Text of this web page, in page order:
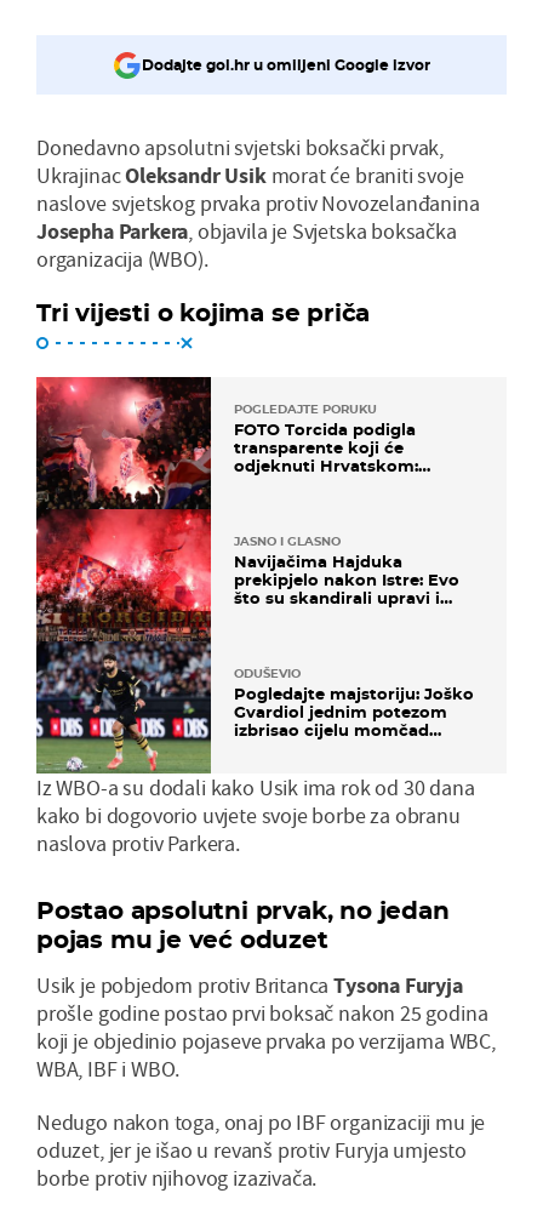
Dodajte gol.hr u omiljeni Google izvor
Donedavno apsolutni svjetski boksački prvak,
UkrajinacOleksandr Usikmorat će braniti svoje
naslove svjetskog prvaka protiv Novozelanđanina
Josepha Parkera, objavila je Svjetska boksačka
organizacija (WBO).
Tri vijesti o kojima se priča
POGLEDAJTE PORUKU
FOTO Torcida podigla
transparente koji će
odjeknuti Hrvatskom:
JASNO I GLASNO
Navijačima Hajduka
prekipjelo nakon Istre: Evo
što su skandirali upravi i
ODUŠEVIO
Pogledajte majstoriju: Joško
Gvardiol jednim potezom
izbrisao cijelu momčad
Iz WBO-a su dodali kako Usik ima rok od 30 dana
kako bi dogovorio uvjete svoje borbe za obranu
naslova protiv Parkera.
Postao apsolutni prvak, no jedan
pojas mu je već oduzet
Usik je pobjedom protiv BritancaTysona Furyja
prošle godine postao prvi boksač nakon 25 godina
koji je objedinio pojaseve prvaka po verzijama WBC,
WBA, IBF i WBO.
Nedugo nakon toga, onaj po IBF organizaciji mu je
oduzet, jer je išao u revanš protiv Furyja umjesto
borbe protiv njihovog izazivača.